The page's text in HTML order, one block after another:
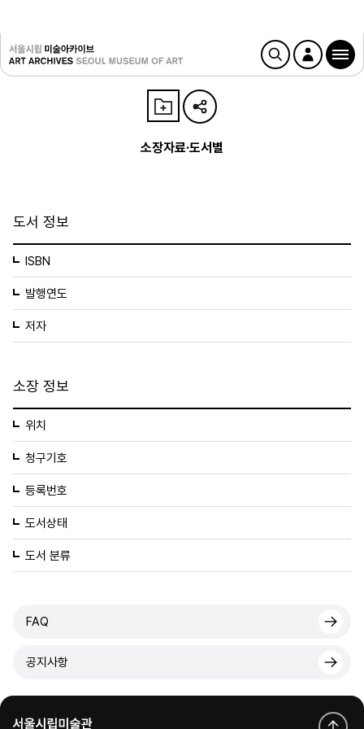
소장자료·도서별
도서 정보
ISBN
발행연도
저자
소장 정보
위치
청구기호
등록번호
도서상태
도서 분류
FAQ
공지사항